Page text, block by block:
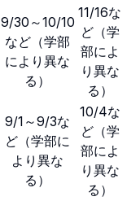
9/30～10/10
など（学部
により異な
る）
11/16な
ど（学
部によ
り異な
る）
9/1～9/3な
ど（学部に
より異な
る）
10/4な
ど（学
部によ
り異な
る）